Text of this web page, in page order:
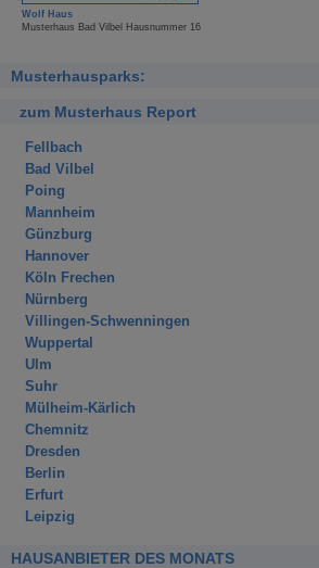
Wolf Haus
Musterhaus Bad Vilbel Hausnummer 16
Musterhausparks:
zum Musterhaus Report
Fellbach
Bad Vilbel
Poing
Mannheim
Günzburg
Hannover
Köln Frechen
Nürnberg
Villingen-Schwenningen
Wuppertal
Ulm
Suhr
Mülheim-Kärlich
Chemnitz
Dresden
Berlin
Erfurt
Leipzig
HAUSANBIETER DES MONATS